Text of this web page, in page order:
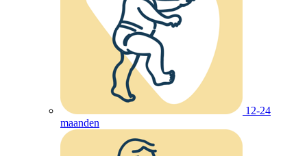
12-24
maanden